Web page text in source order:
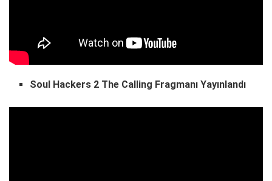
Soul Hackers 2 The Calling Fragmanı Yayınlandı